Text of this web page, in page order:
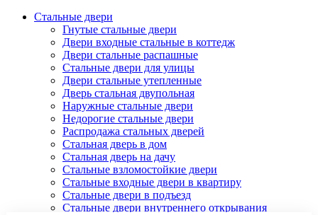
Стальные двери
Гнутые стальные двери
Двери входные стальные в коттедж
Двери стальные распашные
Стальные двери для улицы
Двери стальные утепленные
Дверь стальная двупольная
Наружные стальные двери
Недорогие стальные двери
Распродажа стальных дверей
Стальная дверь в дом
Стальная дверь на дачу
Стальные взломостойкие двери
Стальные входные двери в квартиру
Стальные двери в подъезд
Стальные двери внутреннего открывания